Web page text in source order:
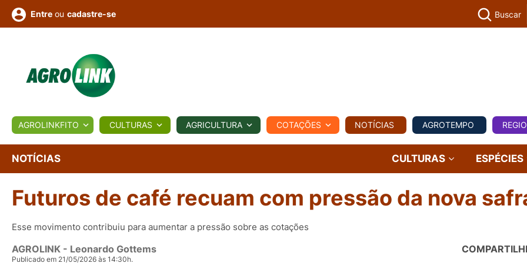
BIOLÓGICOS COTAÇÕES NOTÍCIAS AGROTEMPO REGIONAL COMERCIAL AGROVIAGENS
Conversor Colunistas Eventos
e
Vídeos
Entre ou cadastre-se Buscar
AGROLINKFITO CULTURAS AGRICULTURA COTAÇÕES NOTÍCIAS AGROTEMPO
NOTÍCIAS CULTURAS ESPÉCIES
Futuros de café recuam com pressão da nova
Esse movimento contribuiu para aumentar a pressão sobre as cotações
AGROLINK - Leonardo Gottems
Publicado em 21/05/2026 às 14:30h.